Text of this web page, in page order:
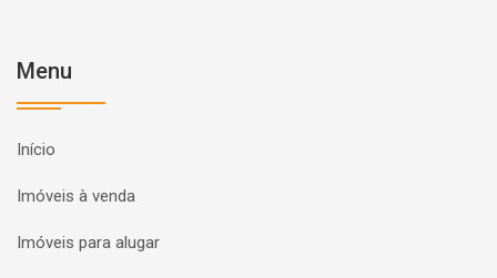
Menu
Início
Imóveis à venda
Imóveis para alugar